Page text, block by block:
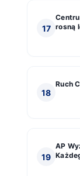
17 rosną
18
Ruch
19
AP